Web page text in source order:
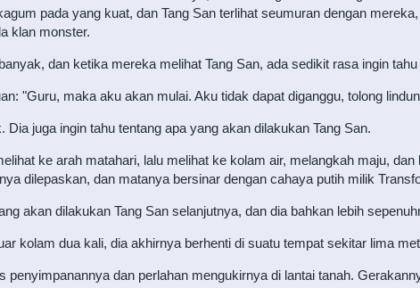
pada yang kuat, dan Tang San terlihat seumuran dengan
klan monster.
dan ketika mereka melihat Tang San, ada sedikit rasa ingin
"Guru, maka aku akan mulai. Aku tidak dapat diganggu, tolong
juga ingin tahu tentang apa yang akan dilakukan Tang San.
ke arah matahari, lalu melihat ke kolam air, melangkah maju,
dilepaskan, dan matanya bersinar dengan cahaya putih milik
akan dilakukan Tang San selanjutnya, dan dia bahkan lebih
kolam dua kali, dia akhirnya berhenti di suatu tempat sekitar lima
penyimpanannya dan perlahan mengukirnya di lantai tanah.